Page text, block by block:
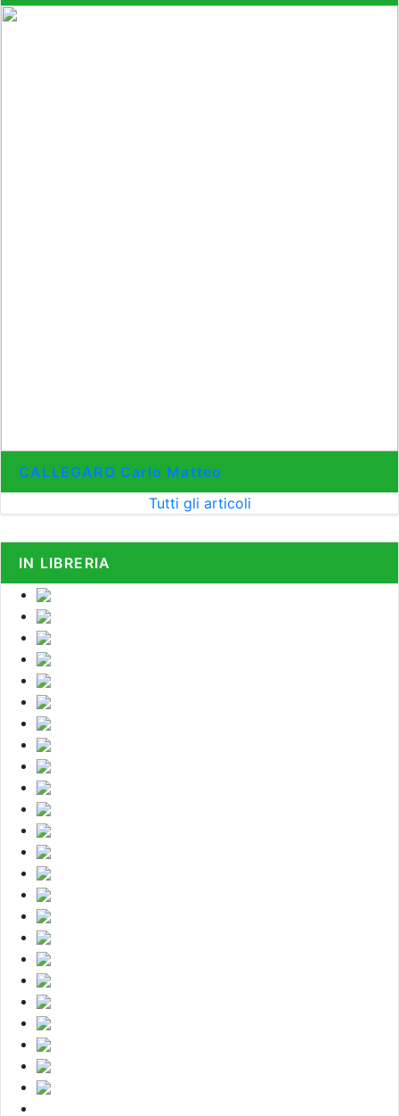
CALLEGARO Carlo Matteo
Tutti gli articoli
IN LIBRERIA